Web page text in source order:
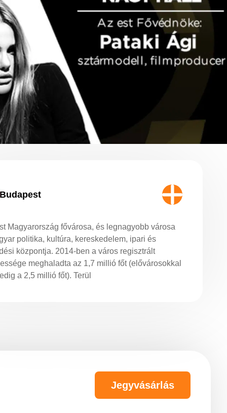
Magyarország fővárosa, és legnagyobb városa
politika, kultúra, kereskedelem, ipari és
központja. 2014-ben a város regisztrált
meghaladta az 1,7 millió főt (elővárosokkal
a 2,5 millió főt). Terül
Jegyvásárlás